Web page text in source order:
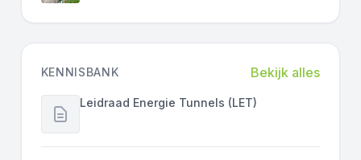
KENNISBANK Bekijk alles
Leidraad Energie Tunnels (LET)